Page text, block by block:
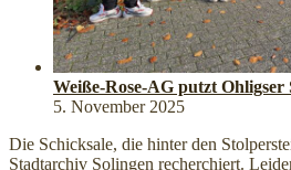
Weiße-Rose-AG putzt Ohligser
5. November 2025
Die Schicksale, die hinter den
Stadtarchiv Solingen recherchiert.